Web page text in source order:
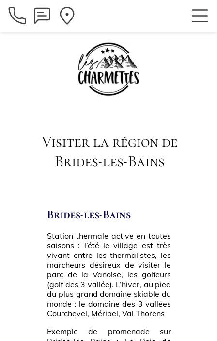
Visiter la région de
Brides-les-Bains
Brides-les-Bains
Station thermale active en toutes
saisons : l’été le village est très
vivant entre les thermalistes, les
marcheurs désireux de visiter le
parc de la Vanoise, les golfeurs
(golf des 3 vallée). L’hiver, au pied
du plus grand domaine skiable du
monde : le domaine des 3 vallées
Courchevel, Méribel, Val Thorens
Exemple de promenade sur